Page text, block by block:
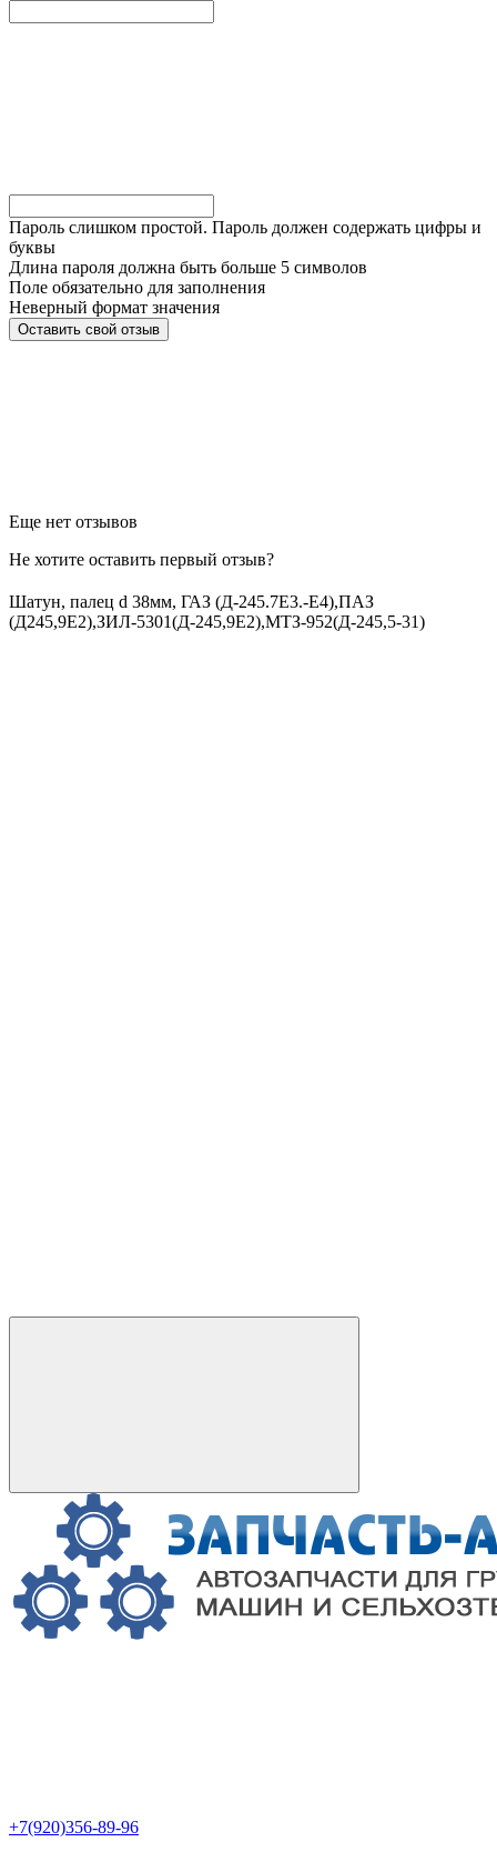
Пароль слишком простой. Пароль должен содержать цифры и
буквы
Длина пароля должна быть больше 5 символов
Поле обязательно для заполнения
Неверный формат значения
Еще нет отзывов
Не хотите оставить первый отзыв?
Шатун, палец d 38мм, ГАЗ (Д-245.7Е3.-Е4),ПАЗ
(Д245,9Е2),ЗИЛ-5301(Д-245,9Е2),МТЗ-952(Д-245,5-31)
+7(920)356-89-96